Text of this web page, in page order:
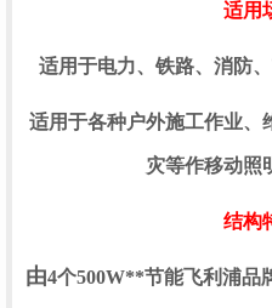
适用
适用于电力、铁路、消防
适用于各种户外施工作业、
灾等作移动照
结构
由4个500W**节能飞利浦品